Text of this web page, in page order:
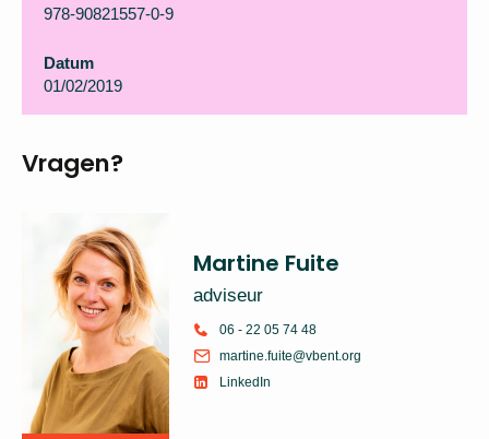
978-90821557-0-9
Datum
01/02/2019
Vragen?
Martine Fuite
adviseur
06 - 22 05 74 48
martine.fuite@vbent.org
LinkedIn